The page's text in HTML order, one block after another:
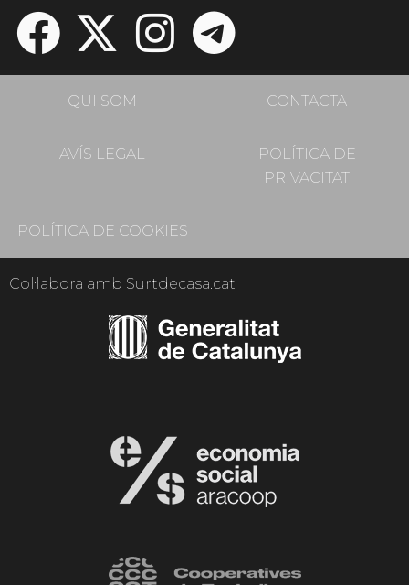
QUI SOM CONTACTA
AVÍS LEGAL
POLÍTICA DE
PRIVACITAT
POLÍTICA DE COOKIES
Col·labora amb Surtdecasa.cat